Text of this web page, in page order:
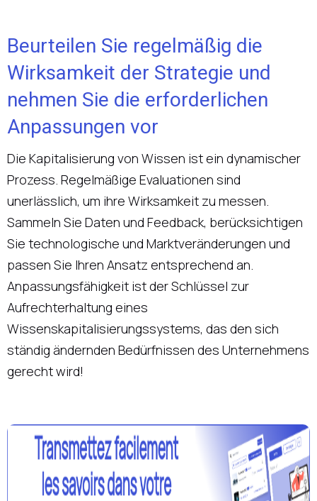
Beurteilen Sie regelmäßig die
Wirksamkeit der Strategie und
nehmen Sie die erforderlichen
Anpassungen vor
Die Kapitalisierung von Wissen ist ein dynamischer
Prozess. Regelmäßige Evaluationen sind
unerlässlich, um ihre Wirksamkeit zu messen.
Sammeln Sie Daten und Feedback, berücksichtigen
Sie technologische und Marktveränderungen und
passen Sie Ihren Ansatz entsprechend an.
Anpassungsfähigkeit ist der Schlüssel zur
Aufrechterhaltung eines
Wissenskapitalisierungssystems, das den sich
ständig ändernden Bedürfnissen des Unternehmens
gerecht wird!